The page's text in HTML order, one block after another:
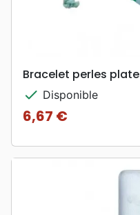
Bracelet perles
check Disponible
Prix
6,67 €